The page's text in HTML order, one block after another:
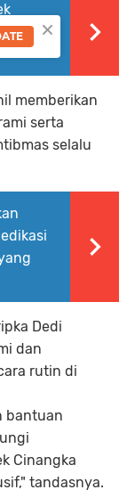
Curas
memberikan
serta
selalu
Dedi
dan
rutin di
bantuan
Cinangka
tandasnya.
×